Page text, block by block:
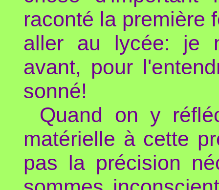
raconté la première
aller au lycée: je
avant, pour
sonné!
Quand on y
matérielle à cette
pas la précision